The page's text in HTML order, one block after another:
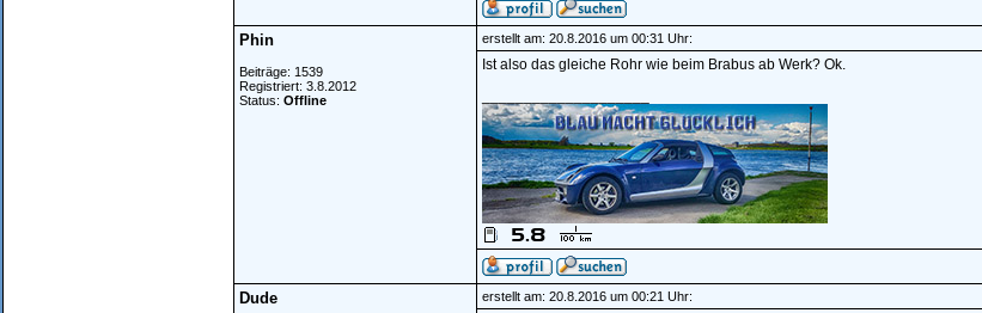
Phin
Beiträge: 1539
Registriert: 3.8.2012
Status: Offline
erstellt am: 20.8.2016 um 00:31 Uhr:
Ist also das gleiche Rohr wie beim Brabus ab Werk? Ok.
Dude erstellt am: 20.8.2016 um 00:21 Uhr: